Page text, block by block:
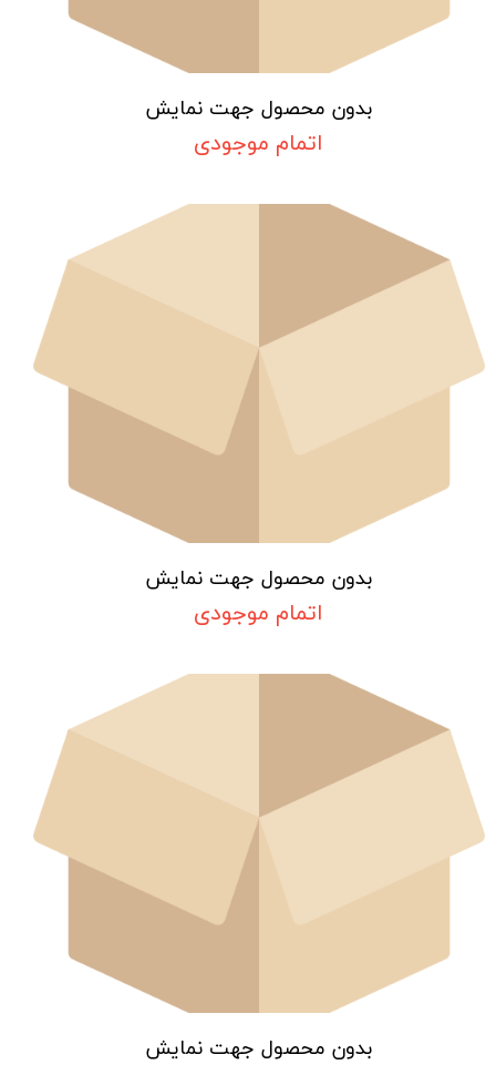
بدون محصول جهت نمایش
اتمام موجودی
بدون محصول جهت نمایش
اتمام موجودی
بدون محصول جهت نمایش